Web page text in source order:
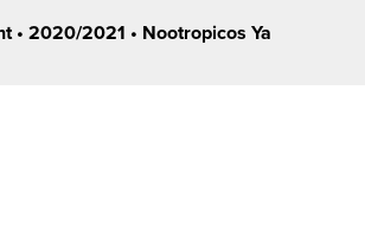
• 2020/2021 • Nootropicos Ya